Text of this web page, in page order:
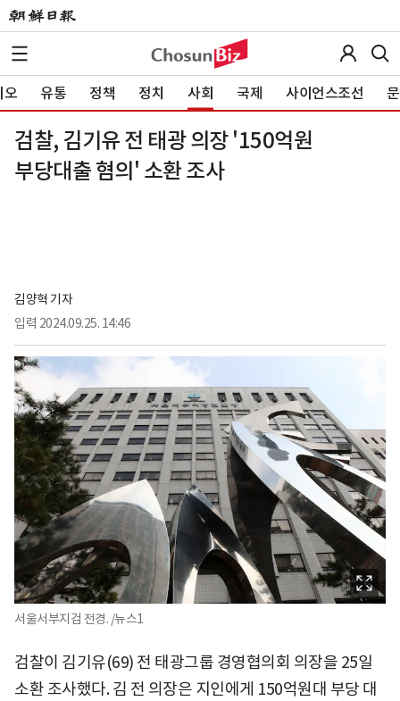
오 유통 정책 정치 사회 국제 사이언스조선
검찰, 김기유 전 태광 의장 '150억원
부당대출 혐의' 소환 조사
김양혁 기자
입력 2024.09.25. 14:46
서울서부지검 전경. /뉴스1
검찰이 김기유(69) 전 태광그룹 경영협의회 의장을 25일
소환 조사했다. 김 전 의장은 지인에게 150억원대 부당 대